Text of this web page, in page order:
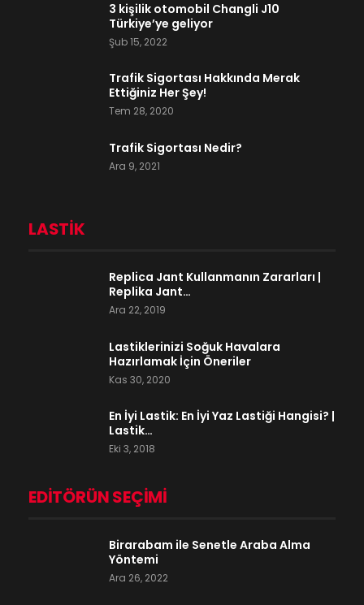
3 kişilik otomobil Changli J10
Türkiye’ye geliyor
Şub 15, 2022
Trafik Sigortası Hakkında Merak
Ettiğiniz Her Şey!
Tem 28, 2020
Trafik Sigortası Nedir?
Ara 9, 2021
LASTIK
Replica Jant Kullanmanın Zararları |
Replika Jant…
Ara 22, 2019
Lastiklerinizi Soğuk Havalara
Hazırlamak İçin Öneriler
Kas 30, 2020
En İyi Lastik: En İyi Yaz Lastiği Hangisi? |
Lastik…
Eki 3, 2018
EDITÖRÜN SEÇIMI
Birarabam ile Senetle Araba Alma
Yöntemi
Ara 26, 2022